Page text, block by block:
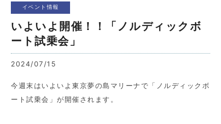
ジェットスキー
動画チャンネル リクルート
イベント情報
いよいよ開催！！「ノルディックボ
ート試乗会」
2024/07/15
今週末はいよいよ東京夢の島マリーナで「ノルディックボ
ート試乗会」が開催されます。